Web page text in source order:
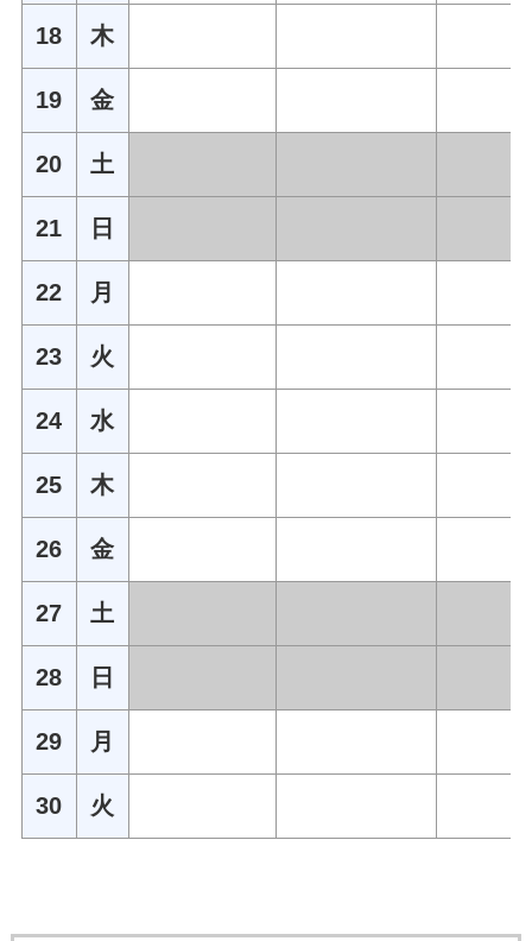
18 木
19 金
20 土
21 日
22 月
23 火
24 水
25 木
26 金
27 土
28 日
29 月
30 火